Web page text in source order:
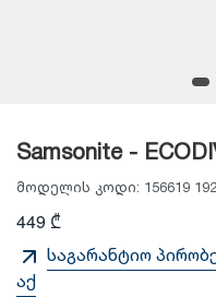
Samsonite -
მოდელის კოდი: 156619
449 ₾
საგარანტიო
აქ